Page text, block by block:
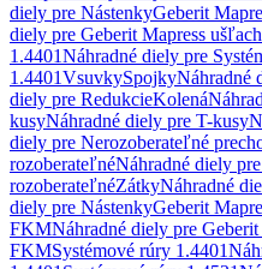
diely pre NástenkyGeberit
diely pre Geberit Mapress
1.4401Náhradné diely pre
1.4401VsuvkySpojkyNáhradné
diely pre RedukcieKolená
kusyNáhradné diely pre T-kusy
diely pre Nerozoberateľné
rozoberateľnéNáhradné diely
rozoberateľnéZátkyNáhradné
diely pre NástenkyGeberit
FKMNáhradné diely pre
FKMSystémové rúry 1.4401